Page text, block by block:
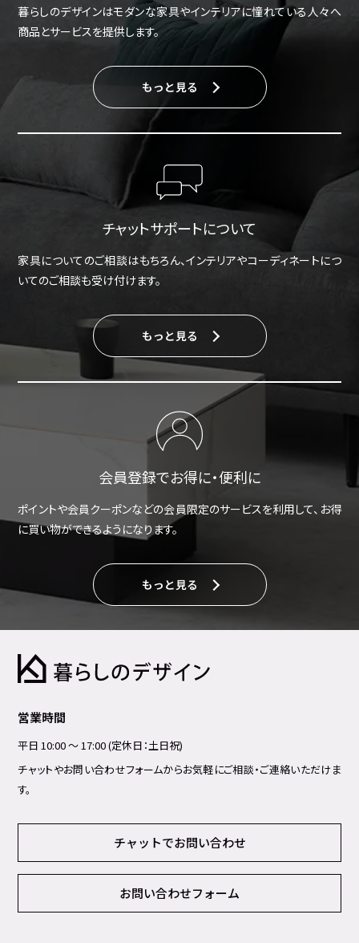
暮らしのデザインはモダンな家具やインテリアに憧れている人々へ
商品とサービスを提供します。
もっと見る
チャットサポートについて
家具についてのご相談はもちろん、インテリアやコーディネートにつ
いてのご相談も受け付けます。
もっと見る
会員登録でお得に・便利に
ポイントや会員クーポンなどの会員限定のサービスを利用して、お得
に買い物ができるようになります。
もっと見る
営業時間
平日 10:00 ～ 17:00 (定休日：土日祝)
チャットやお問い合わせフォームからお気軽にご相談・ご連絡いただけま
す。
チャットでお問い合わせ
お問い合わせフォーム